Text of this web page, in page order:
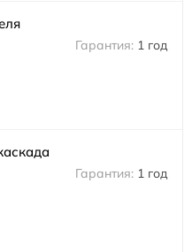
1 год
1 год